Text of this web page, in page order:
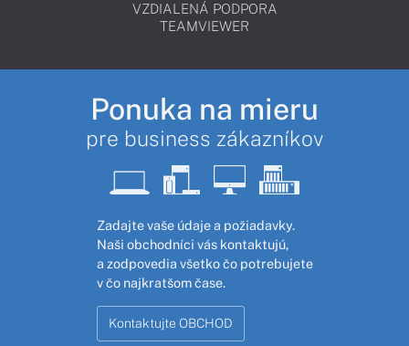
VZDIALENÁ PODPORA
TEAMVIEWER
Ponuka na mieru
pre business zákazníkov
Zadajte vaše údaje a požiadavky.
Naši obchodníci vás kontaktujú,
a zodpovedia všetko čo potrebujete
v čo najkratšom čase.
Kontaktujte OBCHOD